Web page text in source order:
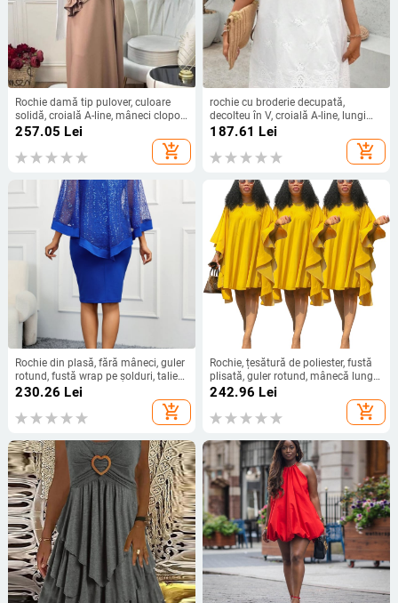
Rochie damă tip pulover, culoare
solidă, croială A-line, mâneci clopot,
poliester
257.05 Lei
add_shopping_cart
rochie cu broderie decupată,
decolteu în V, croială A-line, lungime
midi
187.61 Lei
add_shopping_cart
Rochie din plasă, fără mâneci, guler
rotund, fustă wrap pe șolduri, talie
medie
230.26 Lei
add_shopping_cart
Rochie, țesătură de poliester, fustă
plisată, guler rotund, mânecă lungă,
talie liberă
242.96 Lei
add_shopping_cart